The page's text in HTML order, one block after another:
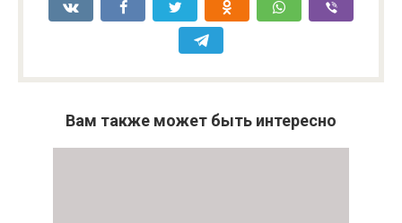
Вам также может быть интересно